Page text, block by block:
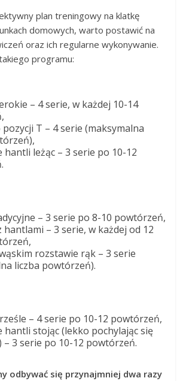
plan treningowy na klatkę
domowych, warto postawić na
oraz ich regularne wykonywanie.
programu:
– 4 serie, w każdej 10-14
T – 4 serie (maksymalna
hantli leżąc – 3 serie po 10-12
– 3 serie po 8-10 powtórzeń,
hantlami – 3 serie, w każdej od 12
rozstawie rąk – 3 serie
liczba powtórzeń).
– 4 serie po 10-12 powtórzeń,
hantli stojąc (lekko pochylając się
– 3 serie po 10-12 powtórzeń.
odbywać się przynajmniej dwa razy